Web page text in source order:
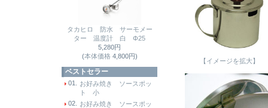
タカヒロ 防水 サーモメー
ター 温度計 白 Φ25
5,280円
(本体価格4,800円)
ベストセラー
01.
お好み焼き ソースポッ
ト 小
02.
お好み焼き ソースポッ
【イメージを拡大】